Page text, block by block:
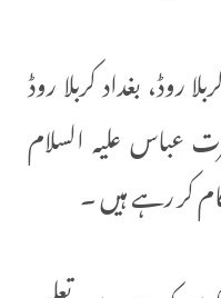
روڈ، بغداد کربلا روڈ
عباس علیہ السلام
کر رہے ہیں ۔